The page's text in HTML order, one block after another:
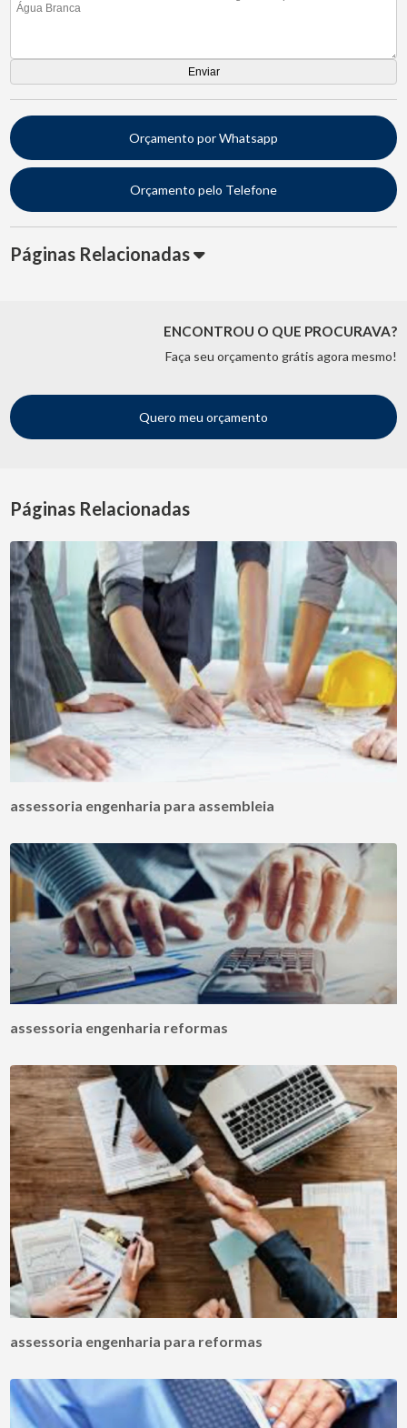
Orçamento por Whatsapp
Orçamento pelo Telefone
Páginas Relacionadas
ENCONTROU O QUE PROCURAVA?
Faça seu orçamento grátis agora mesmo!
Quero meu orçamento
Páginas Relacionadas
assessoria engenharia para assembleia
assessoria engenharia reformas
assessoria engenharia para reformas